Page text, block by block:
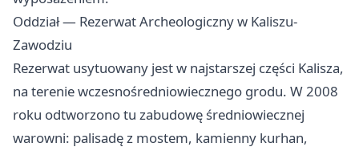
Oddział — Rezerwat Archeologiczny w Kaliszu-
Zawodziu
Rezerwat usytuowany jest w najstarszej części Kalisza,
na terenie wczesnośredniowiecznego grodu. W 2008
roku odtworzono tu zabudowę średniowiecznej
warowni: palisadę z mostem, kamienny kurhan,